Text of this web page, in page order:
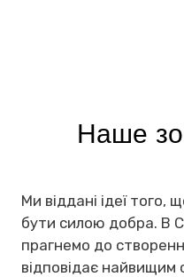
Наше
Ми віддані ідеї того,
бути силою добра. В
прагнемо до
відповідає найвищим